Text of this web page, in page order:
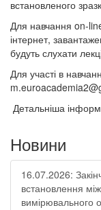
встановленого
Для навчання on-
інтернет,
будуть слухати
Для участі в
Детальніша
Новини
16.07.2026:
встановлення
вимірювального